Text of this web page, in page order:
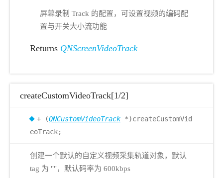
屏幕录制 Track 的配置，可设置视频的编码配
置与开关大小流功能
Returns QNScreenVideoTrack
createCustomVideoTrack[1/2]
+ (QNCustomVideoTrack *)createCustomVid
eoTrack;
创建一个默认的自定义视频采集轨道对象，默认
tag 为 ""，默认码率为 600kbps